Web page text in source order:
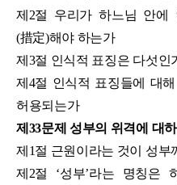
제2절 우리가 하느님 안
(措定)해야 하는가
제3절 인식적 표징은 다섯인
제4절 인식적 표징들에 대
허용되는가
제33문제 성부의 위격에 대
제1절 근원이라는 것이 성부
제2절 ‘성부’라는 명칭은